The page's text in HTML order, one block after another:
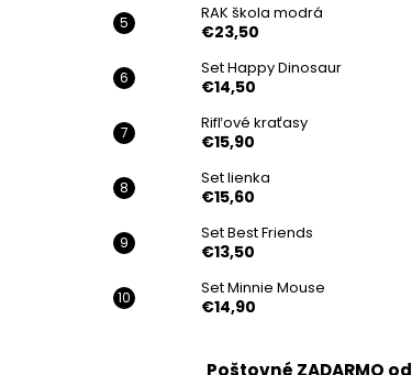
RAK škola modrá
€23,50
Set Happy Dinosaur
€14,50
Rifľové kraťasy
€15,90
Set lienka
€15,60
Set Best Friends
€13,50
Set Minnie Mouse
€14,90
Poštovné ZADARMO od